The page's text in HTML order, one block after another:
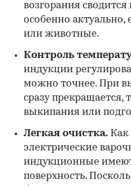
возгорания
особенно актуально,
или животные.
Контроль
индукции
можно точнее. При
сразу прекращается,
выкипания или
Легкая очистка.
электрические
индукционные
поверхность.